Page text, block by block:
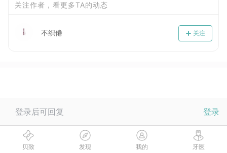
关注作者，看更多TA的动态
关注
不织倦
登录后可回复 登录
贝致 发现 我的 牙医